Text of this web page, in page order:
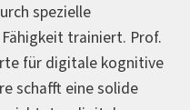
spezielle
trainiert. Prof.
für digitale kognitive
schafft eine solide